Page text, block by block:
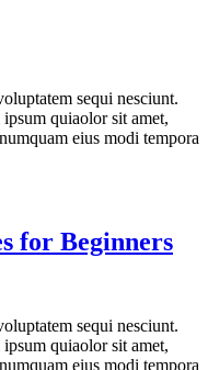
sequi nesciunt.
quiaolor sit amet,
eius modi tempora
for Beginners
sequi nesciunt.
quiaolor sit amet,
eius modi tempora